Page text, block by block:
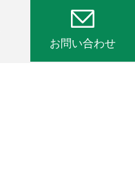
お問い合わせ